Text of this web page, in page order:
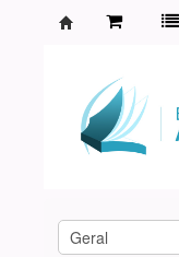
Agamenon
Magalhães